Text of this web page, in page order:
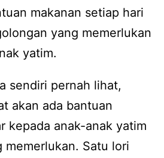
makanan setiap hari
yang memerlukan
yatim.
sendiri pernah lihat,
akan ada bantuan
kepada anak-anak yatim
memerlukan. Satu lori